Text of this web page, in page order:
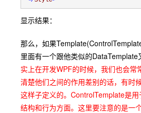
显示结果：
那么，如果
里面有一个跟他类似的DataTemplate
实上在开发WPF的时候，我们也会常
清楚他们之间的作用差别的话，有时
这样子定义的。ControlTemplate是
结构和行为方面。这里要注意的是一